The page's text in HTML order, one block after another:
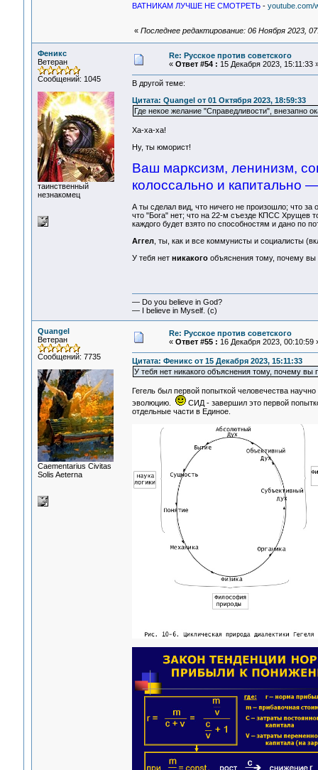
ВАТНИКАМ ЛУЧШЕ НЕ СМОТРЕТЬ- youtube.com/
« Последнее редактирование: 06 Ноября 2023,
Феникс
Ветеран
Сообщений: 1045
таинственный
незнакомец
Re: Русское против советского
« Ответ #54 : 15 Декабря 2023, 15:11:33
В другой теме:
Цитата: Quangel от 01 Октября 2023, 18:59:33
Где некое желание "Справедливости", внезапно
Ха-ха-ха!
Ну, ты юморист!
Ваш марксизм, ленинизм,
колоссально и капитально
А ты сделал вид, что ничего не произошло; что за
что "Бога" нет; что на 22-м съезде КПСС Хрущев
каждого будет взято по способностям и дано по
Аггел, ты, как и все коммунисты и социалисты
У тебя нет никакогообъяснения тому, почему вы
— Do you believe in God?
— I believe in Myself. (c)
Quangel
Ветеран
Сообщений: 7735
Сaementarius Civitas
Solis Aeterna
Re: Русское против советского
« Ответ #55 : 16 Декабря 2023, 00:10:59
Цитата: Феникс от 15 Декабря 2023, 15:11:33
У тебя нет никакого объяснения тому, почему
Гегель был первой попыткой человечества
эволюцию.
СИД - завершил это первой
отдельные части в Единое.